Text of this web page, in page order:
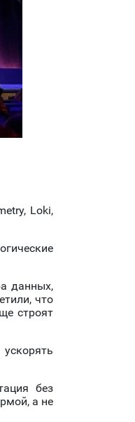
Loki,
данных,
что
строят
без
а не